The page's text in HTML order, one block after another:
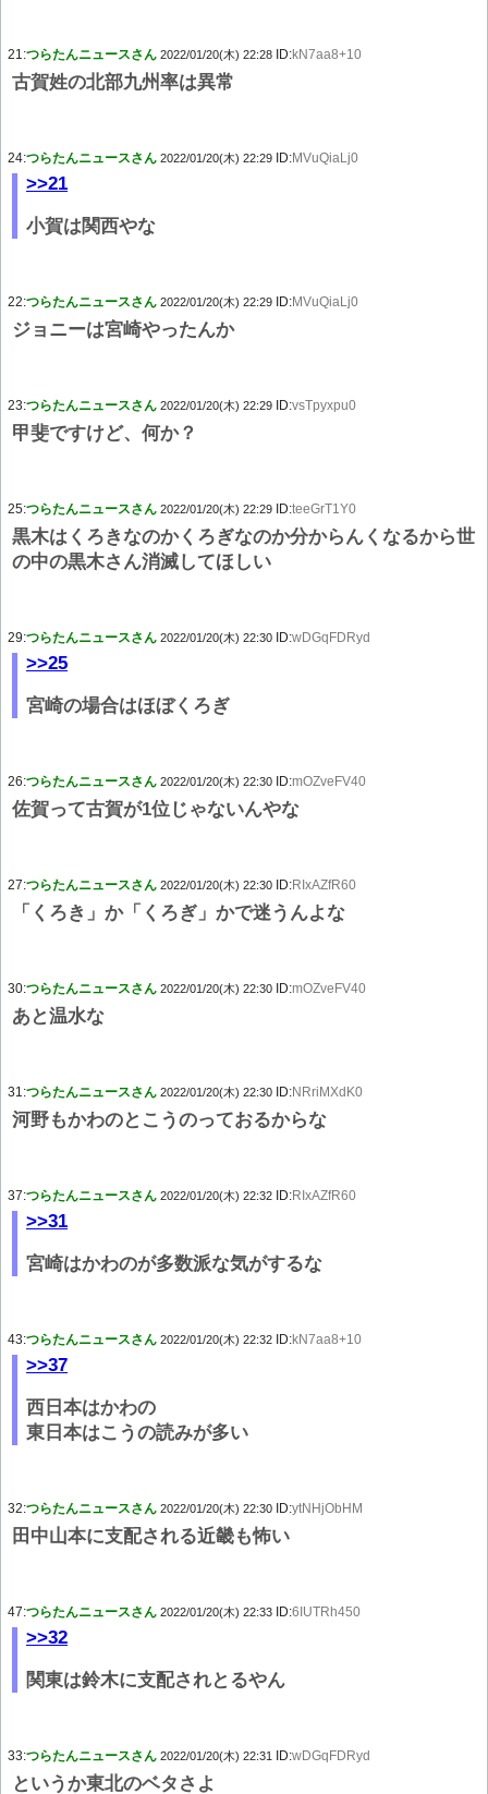
21:つらたんニュースさん 2022/01/20(木) 22:28 ID:kN7aa8+10
古賀姓の北部九州率は異常
24:つらたんニュースさん 2022/01/20(木) 22:29 ID:MVuQiaLj0
>>21
小賀は関西やな
22:つらたんニュースさん 2022/01/20(木) 22:29 ID:MVuQiaLj0
ジョニーは宮崎やったんか
23:つらたんニュースさん 2022/01/20(木) 22:29 ID:vsTpyxpu0
甲斐ですけど、何か？
25:つらたんニュースさん 2022/01/20(木) 22:29 ID:teeGrT1Y0
黒木はくろきなのかくろぎなのか分からんくなるから世
の中の黒木さん消滅してほしい
29:つらたんニュースさん 2022/01/20(木) 22:30 ID:wDGqFDRyd
>>25
宮崎の場合はほぼくろぎ
26:つらたんニュースさん 2022/01/20(木) 22:30 ID:mOZveFV40
佐賀って古賀が1位じゃないんやな
27:つらたんニュースさん 2022/01/20(木) 22:30 ID:RIxAZfR60
「くろき」か「くろぎ」かで迷うんよな
30:つらたんニュースさん 2022/01/20(木) 22:30 ID:mOZveFV40
あと温水な
31:つらたんニュースさん 2022/01/20(木) 22:30 ID:NRriMXdK0
河野もかわのとこうのっておるからな
37:つらたんニュースさん 2022/01/20(木) 22:32 ID:RIxAZfR60
>>31
宮崎はかわのが多数派な気がするな
43:つらたんニュースさん 2022/01/20(木) 22:32 ID:kN7aa8+10
>>37
西日本はかわの
東日本はこうの読みが多い
32:つらたんニュースさん 2022/01/20(木) 22:30 ID:ytNHjObHM
田中山本に支配される近畿も怖い
47:つらたんニュースさん 2022/01/20(木) 22:33 ID:6IUTRh450
>>32
関東は鈴木に支配されとるやん
33:つらたんニュースさん 2022/01/20(木) 22:31 ID:wDGqFDRyd
というか東北のベタさよ